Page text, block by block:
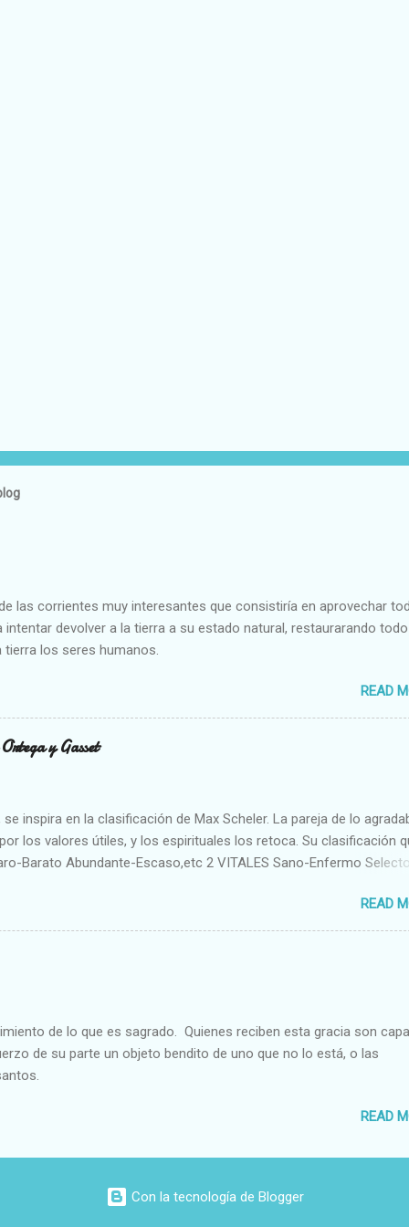
las corrientes muy interesantes que consistiría en aprovechar
devolver a la tierra a su estado natural, restaurarando
los seres humanos.
READ
y Gasset
inspira en la clasificación de Max Scheler. La pareja de lo
los valores útiles, y los espirituales los retoca. Su clasificación
Barato Abundante-Escaso,etc 2 VITALES Sano-Enfermo
b) Morales Bueno-malo Bondadoso-malvado Justo-Injusto
d) Estéticos Bello-Feo Gracioso-Tosco Elegante-
READ
de lo que es sagrado. Quienes reciben esta gracia son
de su parte un objeto bendito de uno que no lo está, o las
READ
Con la tecnología de Blogger